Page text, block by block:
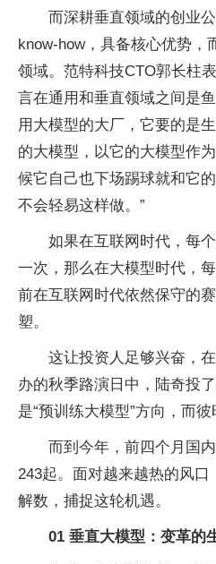
而深耕垂直领域的创业
know-how，具备核心优势，
领域。范特科技CTO郭长柱
言在通用和垂直领域之间是
用大模型的大厂，它要的是
的大模型，以它的大模型作
候它自己也下场踢球就和它
不会轻易这样做。”
如果在互联网时代，每
一次，那么在大模型时代，
前在互联网时代依然保守的
塑。
这让投资人足够兴奋，
办的秋季路演日中，陆奇投
是“预训练大模型”方向，而彼
而到今年，前四个月国
243起。面对越来越热的风
解数，捕捉这轮机遇。
01 垂直大模型：变革的